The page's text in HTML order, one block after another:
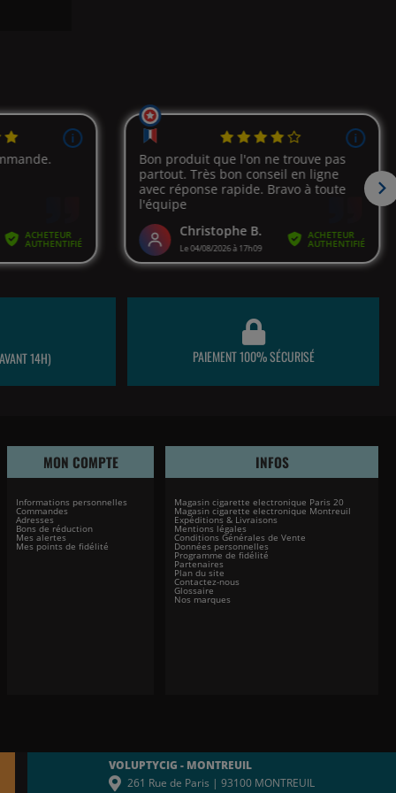
14H) PAIEMENT 100% SÉCURISÉ
MON COMPTE
Informations personnelles
Commandes
Adresses
Bons de réduction
Mes alertes
Mes points de fidélité
INFOS
Magasin cigarette electronique Paris 20
Magasin cigarette electronique Montreuil
Expéditions & Livraisons
Mentions légales
Conditions Générales de Vente
Données personnelles
Programme de fidélité
Partenaires
Plan du site
Contactez-nous
Glossaire
Nos marques
VOLUPTYCIG - MONTREUIL
261 Rue de Paris | 93100 MONTREUIL